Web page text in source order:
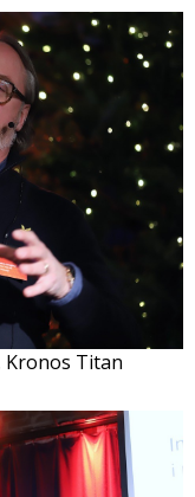
Kronos Titan